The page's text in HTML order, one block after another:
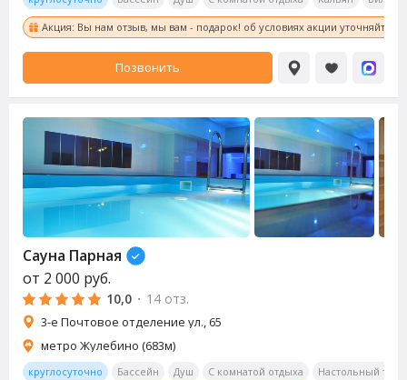
Акция: Вы нам отзыв, мы вам - подарок! об условиях акции уточняйте у
Позвонить
Сауна Парная
от 2 000 руб.
10,0 · 14 отз.
3-е Почтовое отделение ул., 65
метро Жулебино (683м)
круглосуточно Бассейн Душ С комнатой отдыха Настольный